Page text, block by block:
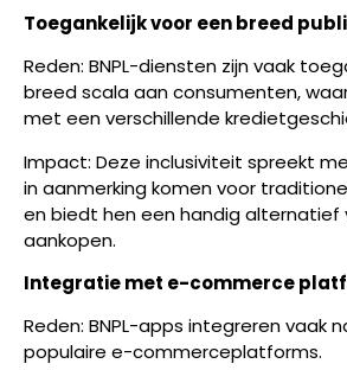
Toegankelijk voor een breed
Reden: BNPL-diensten zijn vaak
breed scala aan consumenten,
met een verschillende
Impact: Deze inclusiviteit spreekt
in aanmerking komen voor
en biedt hen een handig alternatief
aankopen.
Integratie met e-commerce
Reden: BNPL-apps integreren vaak
populaire e-commerceplatforms.